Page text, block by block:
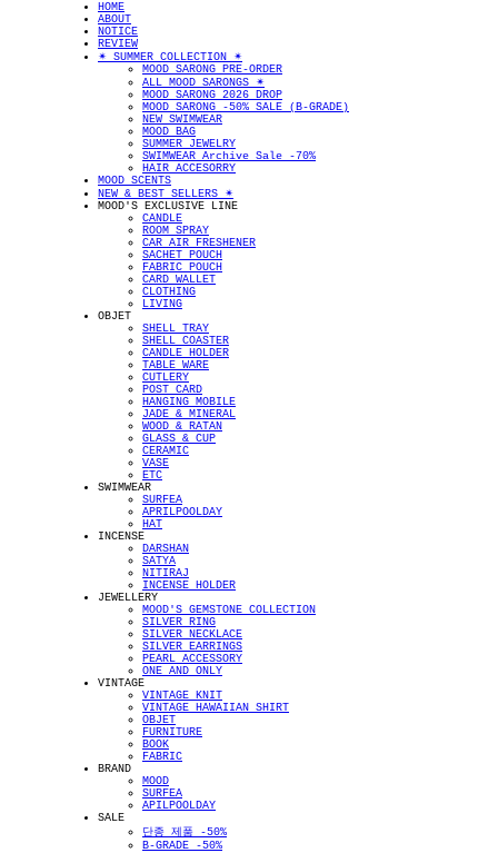
HOME
ABOUT
NOTICE
REVIEW
✴︎ SUMMER COLLECTION ✴︎
MOOD SARONG PRE-ORDER
ALL MOOD SARONGS ✴︎
MOOD SARONG 2026 DROP
MOOD SARONG -50% SALE (B-GRADE)
NEW SWIMWEAR
MOOD BAG
SUMMER JEWELRY
SWIMWEAR Archive Sale -70%
HAIR ACCESORRY
MOOD SCENTS
NEW & BEST SELLERS ✴︎
MOOD'S EXCLUSIVE LINE
CANDLE
ROOM SPRAY
CAR AIR FRESHENER
SACHET POUCH
FABRIC POUCH
CARD WALLET
CLOTHING
LIVING
OBJET
SHELL TRAY
SHELL COASTER
CANDLE HOLDER
TABLE WARE
CUTLERY
POST CARD
HANGING MOBILE
JADE & MINERAL
WOOD & RATAN
GLASS & CUP
CERAMIC
VASE
ETC
SWIMWEAR
SURFEA
APRILPOOLDAY
HAT
INCENSE
DARSHAN
SATYA
NITIRAJ
INCENSE HOLDER
JEWELLERY
MOOD'S GEMSTONE COLLECTION
SILVER RING
SILVER NECKLACE
SILVER EARRINGS
PEARL ACCESSORY
ONE AND ONLY
VINTAGE
VINTAGE KNIT
VINTAGE HAWAIIAN SHIRT
OBJET
FURNITURE
BOOK
FABRIC
BRAND
MOOD
SURFEA
APILPOOLDAY
SALE
단종 제품 -50%
B-GRADE -50%